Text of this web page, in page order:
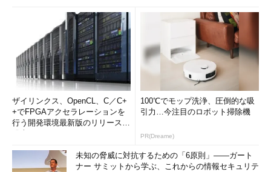
ザイリンクス、OpenCL、C／C+
+でFPGAアクセラレーションを
行う開発環境最新版のリリースを
100℃でモップ洗浄、圧倒的な吸
引力…今注目のロボット掃除機
PR(Dreame)
未知の脅威に対抗するための「6原則」――ガート
ナー サミットから学ぶ、これからの情報セキュリテ